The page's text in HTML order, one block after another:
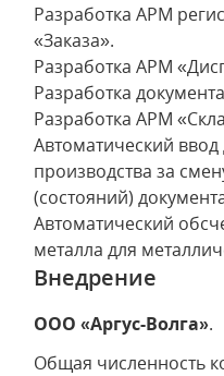
Разработка АРМ
«Заказа».
Разработка АРМ
Разработка
Разработка АРМ
Автоматический
производства за
(состояний)
Автоматический
металла для
Внедрение
ООО «Аргус-Волга».
Общая численность